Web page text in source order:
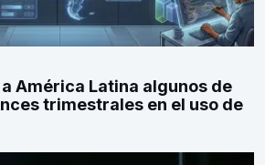
América Latina algunos de
trimestrales en el uso de